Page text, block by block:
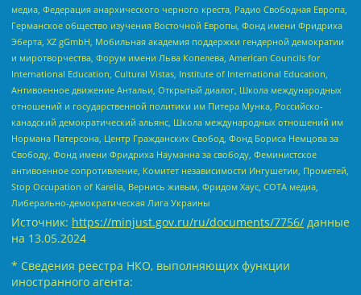
медиа, Федерация анархического черного креста, Радио Свободная Европа,
Германское общество изучения Восточной Европы, Фонд имени Фридриха
Эберта, XZ gGmbH, Мобильная академия поддержки гендерной демократии
и миротворчества, Форум имени Льва Копелева, American Councils for
International Education, Cultural Vistas, Institute of International Education,
Антивоенное движение Антальи, Открытый диалог, Школа международных
отношений и государственной политики им Питера Мунка, Российско-
канадский демократический альянс, Школа международных отношений им
Нормана Патерсона, Центр Гражданских Свобод, Фонд Бориса Немцова за
Свободу, Фонд имени Фридриха Науманна за свободу, Феминистское
антивоенное сопротивление, Комитет независимости Ингушетии, Прометей,
Stop Occupation of Karelia, Вернись живым, Фридом Хаус, СОТА медиа,
Либерально-демократическая Лига Украины
Источник: https://minjust.gov.ru/ru/documents/7756/ данные
на 13.05.2024
* Сведения реестра НКО, выполняющих функции
иностранного агента: